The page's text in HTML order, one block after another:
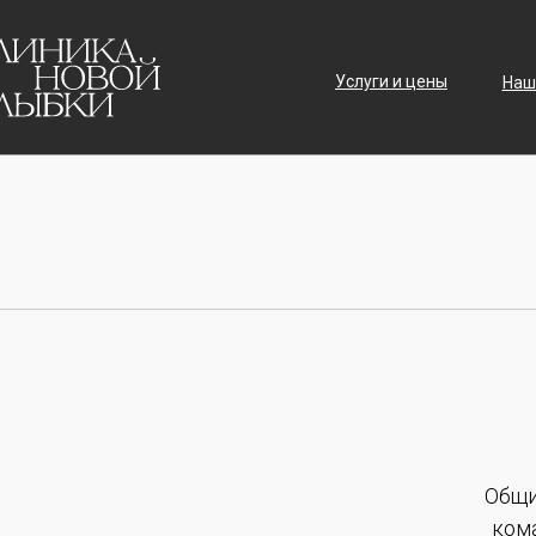
Услуги и цены